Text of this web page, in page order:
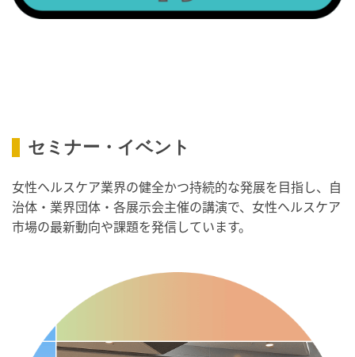
・健康増進普及月間
・がん征圧月間
・健康増進普及月間
・歯ヂカラ探究月間
・骨盤臓器脱 克服の日
2026/09/10(木)
・がん征圧月間
セミナー・イベント
女性ヘルスケア業界の健全かつ持続的な発展を目指し、自
治体・業界団体・各展示会主催の講演で、女性ヘルスケア
市場の最新動向や課題を発信しています。